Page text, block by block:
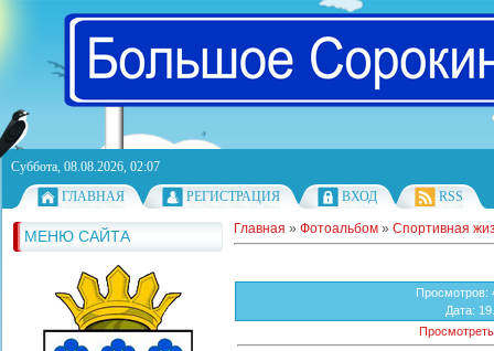
Суббота, 08.08.2026, 02:07
ГЛАВНАЯ
РЕГИСТРАЦИЯ ВХОД RSS
МЕНЮ САЙТА Главная » Фотоальбом » Спортивная
Просмотров:
Дата: